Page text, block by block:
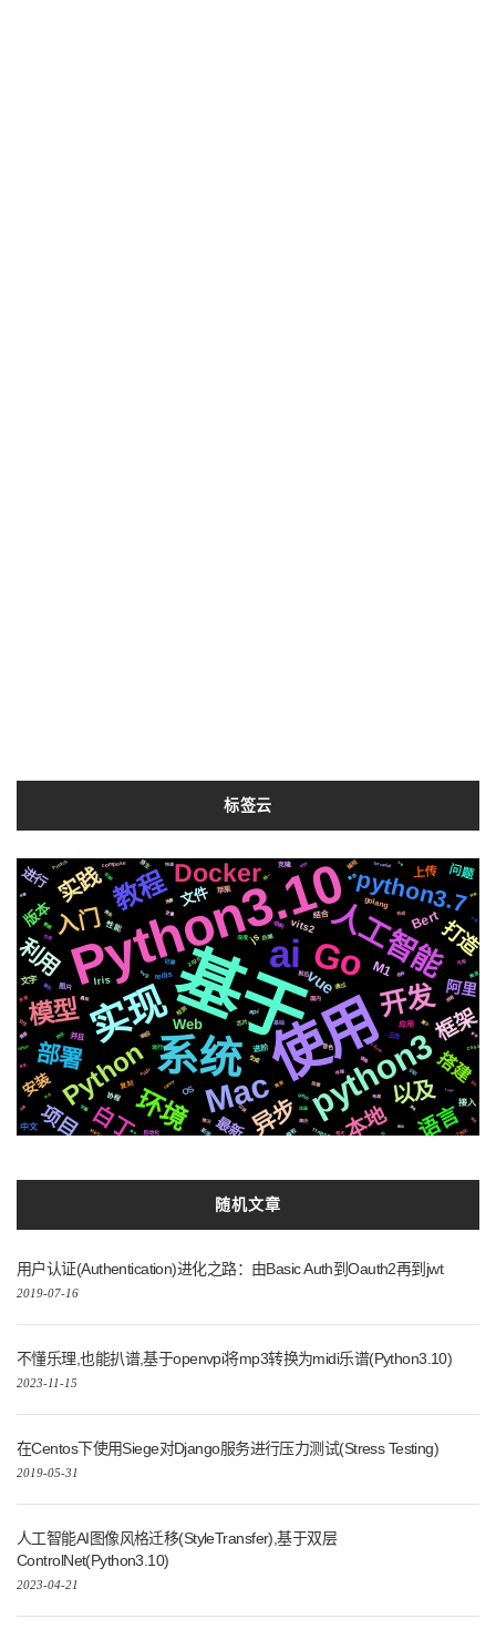
标签云
基于使用
Python3.10
系统
ai
实现
Go
python3
Mac
人工智能
开发
Python环境
教程Docker
模型
部署
python3.7
异步
入门
以及
利用
实践
框架
本地
白丁 语言
打造
项目
搭建
vue 阿里
文件
最新
版本
Web
安装
进行
Bert
M1
上传 问题
js
Iris
vits2
OS
文字
接入
中文
golang
进阶
redis
结合
苹果
性能
并且
应用
api
三方
图片
复刻
克隆
协程
原生
芯片
前后
检测
基础
2020
微软
国内
后端
深度
记录
编程
通过
新版
svg
生成
结构
运行
自动化
音色
响应
ffmpeg
compose
变量
推荐
celery
场景
阻塞
镜像
Apple
各种
存储
Silicon
Tornado6
遇到
统一
CSS3
github
切换 动画
爬虫
属于
情况
协议
io
聊天
合成
页面
https
Pytorch
MacOs
简历
快速
布局
个性化
识别
集群
流程
可用
声音
机制
社交
数据
centos
推送
需要
格式
字幕
原理
模拟
Logo
云端
谷歌 转换
管理
事件
到底
调用
http
定时
百度
网页
随机文章
用户认证(Authentication)进化之路：由Basic Auth到Oauth2再到jwt
2019-07-16
不懂乐理,也能扒谱,基于openvpi将mp3转换为midi乐谱(Python3.10)
2023-11-15
在Centos下使用Siege对Django服务进行压力测试(Stress Testing)
2019-05-31
人工智能AI图像风格迁移(StyleTransfer),基于双层
ControlNet(Python3.10)
2023-04-21